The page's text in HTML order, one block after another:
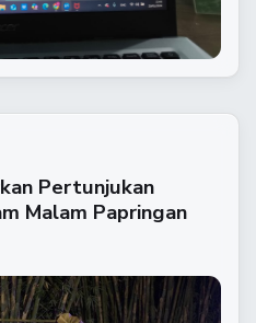
Pertunjukan
Malam Papringan